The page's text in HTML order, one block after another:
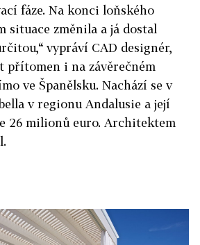
fáze. Na konci loňského
situace změnila a já dostal
vypráví CAD designér,
přítomen i na závěrečném
ve Španělsku. Nachází se v
v regionu Andalusie a její
26 milionů euro. Architektem